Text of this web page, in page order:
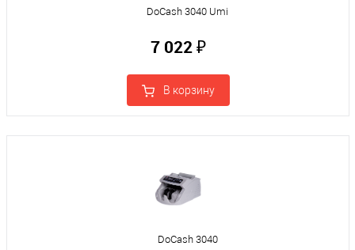
DoCash 3040 Umi
7 022 ₽
В корзину
DoCash 3040